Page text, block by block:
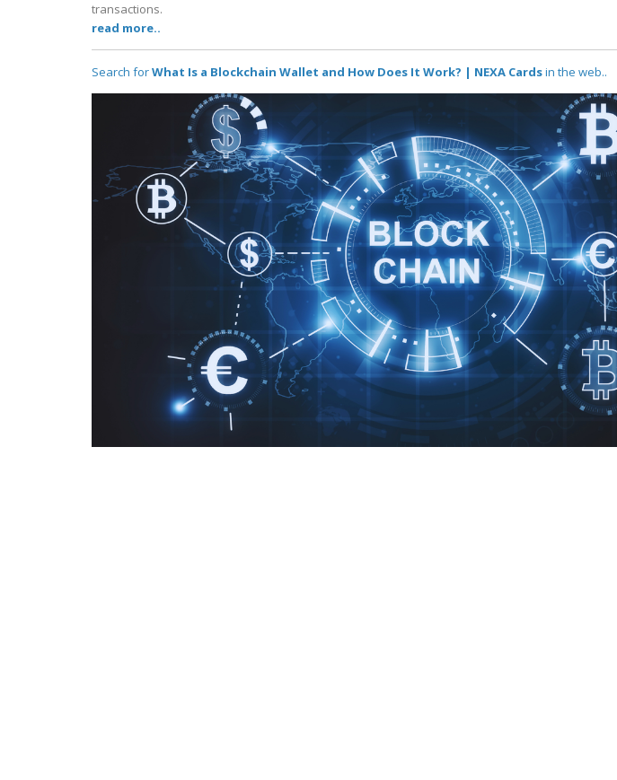
transactions.
read more..
Search forWhat Is a Blockchain Wallet and How Does It Work? | NEXA Cardsin the web..